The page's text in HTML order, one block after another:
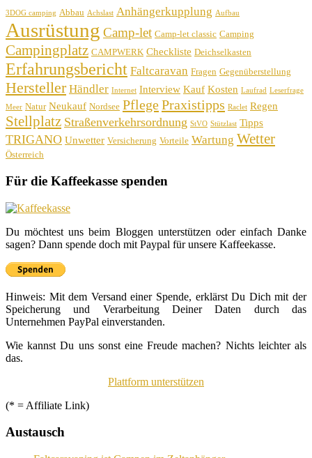
3DOG camping Abbau Achslast Anhängerkupplung Aufbau
Ausrüstung Camp-let Camp-let classic Camping
Campingplatz CAMPWERK Checkliste Deichselkasten
Erfahrungsbericht Faltcaravan Fragen Gegenüberstellung
Hersteller Händler Internet Interview Kauf Kosten Laufrad Leserfrage
Meer Natur Neukauf Nordsee PflegePraxistipps Raclet Regen
Stellplatz Straßenverkehrsordnung StVO Stützlast Tipps
TRIGANO Unwetter Versicherung Vorteile Wartung Wetter
Österreich
Für die Kaffeekasse spenden
Du möchtest uns beim Bloggen unterstützen oder einfach Danke
sagen? Dann spende doch mit Paypal für unsere Kaffeekasse.
Hinweis: Mit dem Versand einer Spende, erklärst Du Dich mit der
Speicherung und Verarbeitung Deiner Daten durch das
Unternehmen PayPal einverstanden.
Wie kannst Du uns sonst eine Freude machen? Nichts leichter als
das.
Plattform unterstützen
(* = Affiliate Link)
Austausch